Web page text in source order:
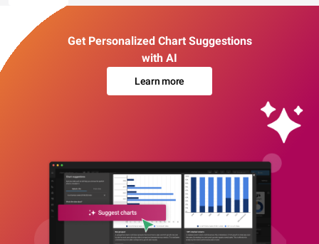
Get Personalized Chart Suggestions
with AI
Learn more